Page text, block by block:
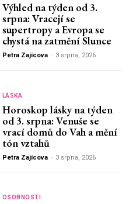
Výhled na týden od 3.
srpna: Vracejí se
supertropy a Evropa se
chystá na zatmění Slunce
Petra Zajícova - 3 srpna, 2026
LÁSKA
Horoskop lásky na týden
od 3. srpna: Venuše se
vrací domů do Vah a mění
tón vztahů
Petra Zajícova - 3 srpna, 2026
OSOBNOSTI